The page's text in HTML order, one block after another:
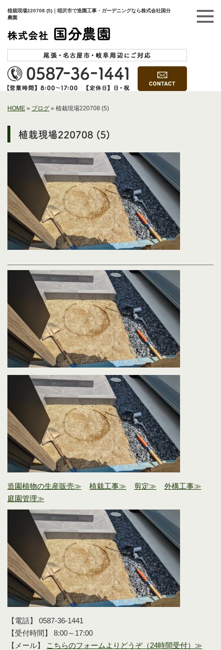
植栽現場220708 (5)｜稲沢市で造園工事・ガーデニングなら株式会社国分
農園
HOME » ブログ » 植栽現場220708 (5)
植栽現場220708 (5)
造園植物の生産販売≫ 植栽工事≫ 剪定≫
外構工事≫
庭園管理≫
【電話】 0587-36-1441
【受付時間】 8:00～17:00
【メール】
こちらのフォームよりどうぞ（24時間受付）≫